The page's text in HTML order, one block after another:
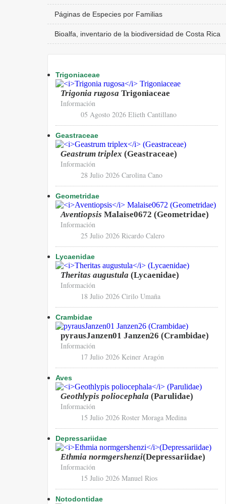
Páginas de Especies por Familias
Bioalfa, inventario de la biodiversidad de Costa Rica
Trigoniaceae
Trigonia rugosa Trigoniaceae
Información
05 Agosto 2026 Elieth Cantillano
Geastraceae
Geastrum triplex (Geastraceae)
Información
28 Julio 2026 Carolina Cano
Geometridae
Aventiopsis Malaise0672 (Geometridae)
Información
25 Julio 2026 Ricardo Calero
Lycaenidae
Theritas augustula (Lycaenidae)
Información
18 Julio 2026 Cirilo Umaña
Crambidae
pyrausJanzen01 Janzen26 (Crambidae)
Información
17 Julio 2026 Keiner Aragón
Aves
Geothlypis poliocephala (Parulidae)
Información
15 Julio 2026 Roster Moraga Medina
Depressariidae
Ethmia normgershenzi(Depressariidae)
Información
15 Julio 2026 Manuel Rios
Notodontidae